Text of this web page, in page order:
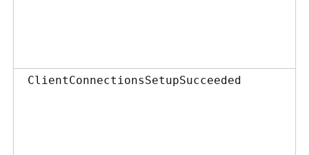
ClientConnectionsSetupSucceeded